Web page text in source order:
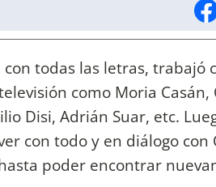
todas las letras, trabajó
como Moria Casán,
Disi, Adrián Suar, etc.
con todo y en diálogo con
poder encontrar